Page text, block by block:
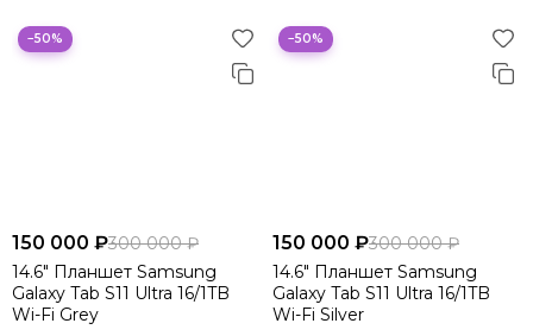
−50%
150 000 ₽300 000 ₽
14.6" Планшет Samsung
Galaxy Tab S11 Ultra 16/1TB
Wi-Fi Grey
−50%
150 000 ₽300 000 ₽
14.6" Планшет Samsung
Galaxy Tab S11 Ultra 16/1TB
Wi-Fi Silver